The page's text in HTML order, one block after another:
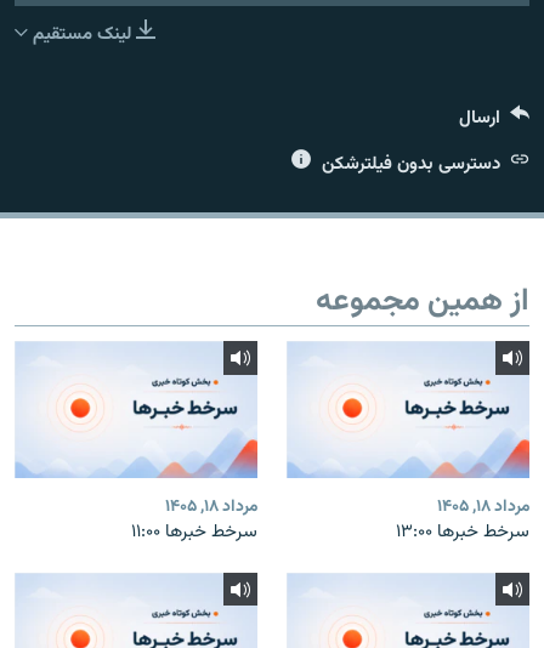
لینک مستقیم
ارسال
دسترسی بدون فیلترشکن
از همین مجموعه
مرداد ۱۸, ۱۴۰۵
سرخط خبرها ۱۳:۰۰
مرداد ۱۸, ۱۴۰۵
سرخط خبرها ۱۱:۰۰